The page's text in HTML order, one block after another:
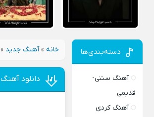
خانه »آهنگ جدید
دانلود
دسته‌بندی‌ها
آهنگ سنتی-
قدیمی
آهنگ کردی